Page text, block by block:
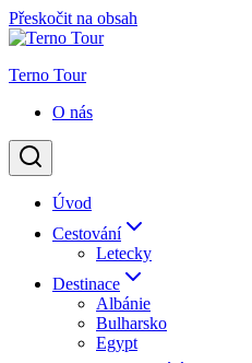
Přeskočit na obsah
Terno Tour
O nás
Úvod
Cestování
Letecky
Destinace
Albánie
Bulharsko
Egypt